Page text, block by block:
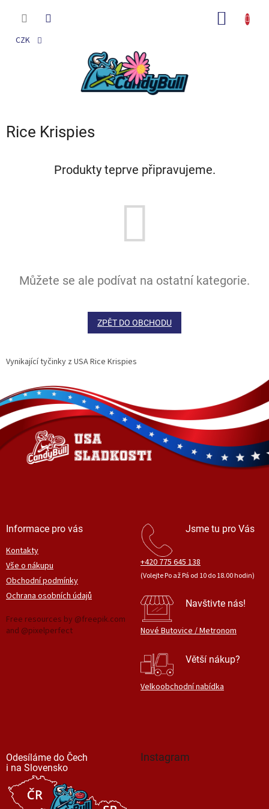
CZK
Rice Krispies
Produkty teprve připravujeme.
Můžete se ale podívat na ostatní kategorie.
ZPĚT DO OBCHODU
Vynikající tyčinky z USA Rice Krispies
á
p
a
í
Informace pro vás
Kontakty
Vše o nákupu
Obchodní podmínky
Ochrana osobních údajů
Free resources by @freepik.com
and @pixelperfect
Jsme tu pro Vás
+420 775 645 138
(Volejte Po až Pá od 10 do 18.00 hodin)
Navštivte nás!
Nové Butovice / Metronom
Větší nákup?
Velkoobchodní nabídka
Odesíláme do Čech
i na Slovensko
Instagram